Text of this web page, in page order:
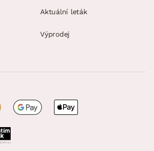
Aktuální leták
Výprodej